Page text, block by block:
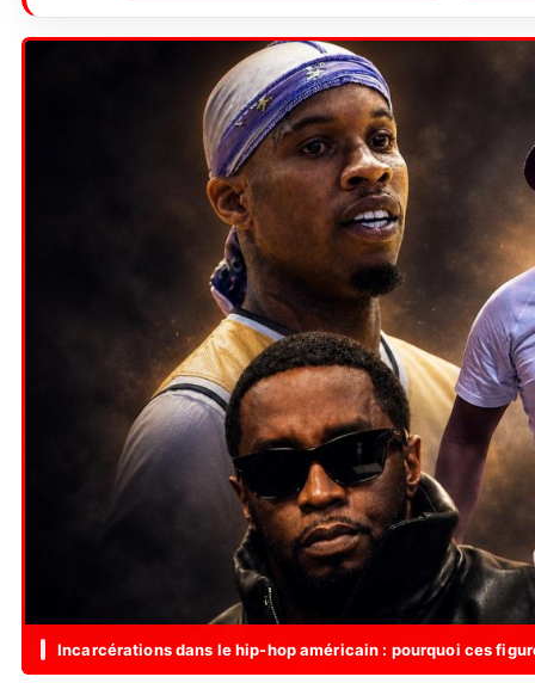
Incarcérations dans le hip-hop américain : pourquoi ces